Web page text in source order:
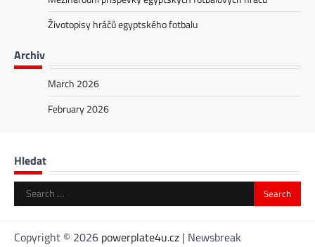
Životopisy hráčů egyptského fotbalu
Archiv
March 2026
February 2026
Hledat
Search
for:
Copyright © 2026 powerplate4u.cz | Newsbreak